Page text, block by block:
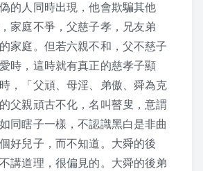
課照片
期班
課照片
少節
的人同時出現，他會欺騙其他
家庭不爭，父慈子孝，兄友弟
家庭。但若六親不和，父不慈子
時，這時就有真正的慈孝子顯
，「父頑、母淫、弟傲、舜為克
父親頑古不化，名叫瞽叟，意謂
同瞎子一樣，不認識黑白是非曲
好兒子，而不知道。大舜的後
講道理，很偏見的。大舜的後弟